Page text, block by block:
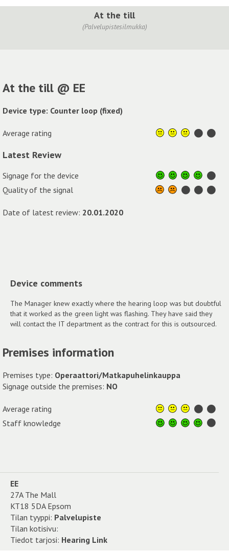
At the till
(Palvelupistesilmukka)
At the till @ EE
Device type: Counter loop (fixed)
Average rating
Latest Review
Signage for the device
Quality of the signal
Date of latest review: 20.01.2020
Device comments
The Manager knew exactly where the hearing loop was but doubtful
that it worked as the green light was flashing. They have said they
will contact the IT department as the contract for this is outsourced.
Premises information
Premises type: Operaattori/Matkapuhelinkauppa
Signage outside the premises: NO
Average rating
Staff knowledge
EE
27A The Mall
KT18 5DA Epsom
Tilan tyyppi: Palvelupiste
Tilan kotisivu:
Tiedot tarjosi: Hearing Link